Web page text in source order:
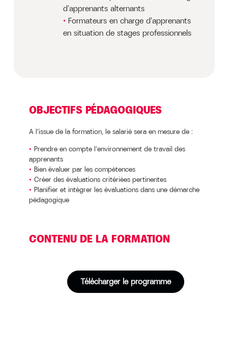
d'apprenants alternants
Formateurs en charge d'apprenants
en situation de stages professionnels
OBJECTIFS PÉDAGOGIQUES
A l’issue de la formation, le salarié sera en mesure de :
Prendre en compte l’environnement de travail des
apprenants
Bien évaluer par les compétences
Créer des évaluations critériées pertinentes
Planifier et intégrer les évaluations dans une démarche
pédagogique
CONTENU DE LA FORMATION
Télécharger le programme